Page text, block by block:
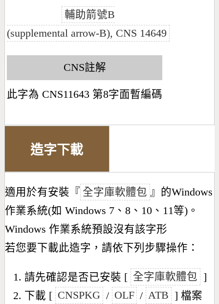
輔助箭號B
(supplemental arrow-B), CNS 14649
CNS註解
此字為 CNS11643 第8字面暫編碼
造字下載
適用於有安裝『 全字庫軟體包 』的Windows
作業系統(如 Windows 7、8、10、11等)。
Windows 作業系統預設沒有該字形
若您要下載此造字，請依下列步驟操作：
請先確認是否已安裝 [ 全字庫軟體包 ]
下載 [ CNSPKG / OLF / ATB ] 檔案